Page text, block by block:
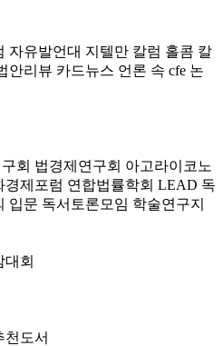
자유발언대 지텔만 칼럼 홀콤 칼
안리뷰 카드뉴스 언론 속 cfe 논
회 법경제연구회 아고라이코노
경제포럼 연합법률학회 LEAD 독
입문 독서토론모임 학술연구지
대회
천도서